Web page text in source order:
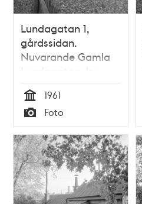
Lundagatan 1,
gårdssidan.
Nuvarande Gamla
Lundagatan, kv.
Haren
Tid
1961
Typ
Foto